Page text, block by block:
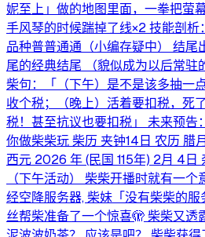
妮至上」做的地图里面，一拳把萤
手风琴的时候踹掉了线×2 技能剖
品种普普通通（小编存疑中） 结尾
尾的经典结尾 （貌似成为以后常驻
柴句：「（下午）是不是该多抽一
收个税；（晚上）活着要扣税，死
税！甚至抗议也要扣税」 未来预告
你做柴柴玩 柴历 夹钟14日 农历 腊
西元 2026 年 (民国 115年) 2月 4日
（下午活动） 柴柴开播时就有一
经空降服务器, 柴妹「没有柴柴的
丝帮柴准备了一个惊喜🫣 柴柴又透